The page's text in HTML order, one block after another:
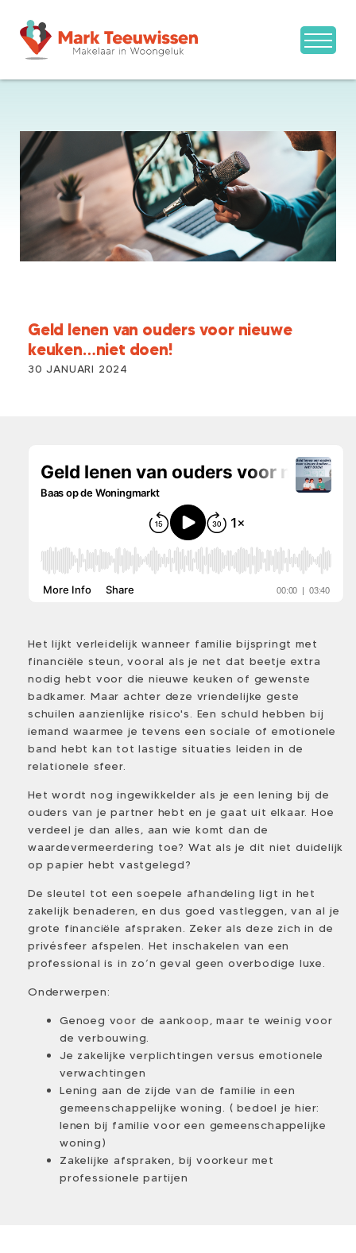
Geld lenen van ouders voor nieuwe
keuken…niet doen!
30 JANUARI 2024
Het lijkt verleidelijk wanneer familie bijspringt met
financiële steun, vooral als je net dat beetje extra
nodig hebt voor die nieuwe keuken of gewenste
badkamer. Maar achter deze vriendelijke geste
schuilen aanzienlijke risico's. Een schuld hebben bij
iemand waarmee je tevens een sociale of emotionele
band hebt kan tot lastige situaties leiden in de
relationele sfeer.
Het wordt nog ingewikkelder als je een lening bij de
ouders van je partner hebt en je gaat uit elkaar. Hoe
verdeel je dan alles, aan wie komt dan de
waardevermeerdering toe? Wat als je dit niet duidelijk
op papier hebt vastgelegd?
De sleutel tot een soepele afhandeling ligt in het
zakelijk benaderen, en dus goed vastleggen, van al je
grote financiële afspraken. Zeker als deze zich in de
privésfeer afspelen. Het inschakelen van een
professional is in zo’n geval geen overbodige luxe.
Onderwerpen:
Genoeg voor de aankoop, maar te weinig voor
de verbouwing.
Je zakelijke verplichtingen versus emotionele
verwachtingen
Lening aan de zijde van de familie in een
gemeenschappelijke woning. ( bedoel je hier:
lenen bij familie voor een gemeenschappelijke
woning)
Zakelijke afspraken, bij voorkeur met
professionele partijen